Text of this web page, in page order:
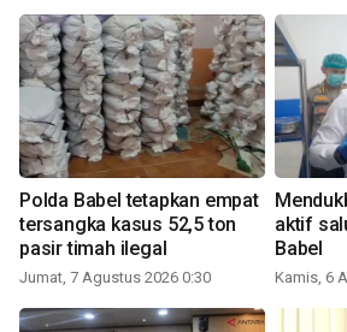
Polda Babel tetapkan empat
tersangka kasus 52,5 ton
pasir timah ilegal
Jumat, 7 Agustus 2026 0:30
aktif
Babel
Kamis, 6